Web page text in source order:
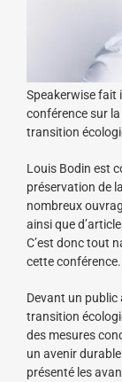
Speakerwise fait
conférence sur
transition
Louis Bodin est
préservation de
nombreux
ainsi que
C’est donc tout
cette conférence.
Devant un public
transition
des mesures
un avenir
présenté les